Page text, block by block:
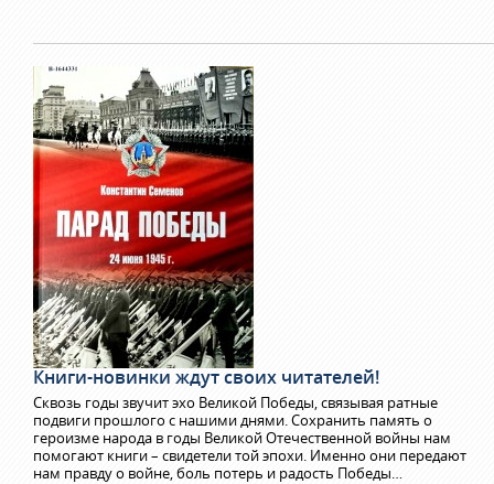
Книги-новинки ждут своих читателей!
Сквозь годы звучит эхо Великой Победы, связывая ратные
подвиги прошлого с нашими днями. Сохранить память о
героизме народа в годы Великой Отечественной войны нам
помогают книги – свидетели той эпохи. Именно они передают
нам правду о войне, боль потерь и радость Победы…